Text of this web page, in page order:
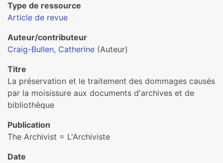
Type de ressource
Article de revue
Auteur/contributeur
Craig-Bullen, Catherine (Auteur)
Titre
La préservation et le traitement des dommages causés
par la moisissure aux documents d'archives et de
bibliothèque
Publication
The Archivist = L'Archiviste
Date